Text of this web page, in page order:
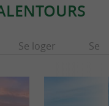
Se loger Se